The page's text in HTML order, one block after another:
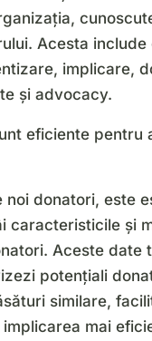
Acesta
implicare,
și advocacy.
eficiente pentru
noi donatori, este
caracteristicile și
Aceste date
potențiali
similare,
mai